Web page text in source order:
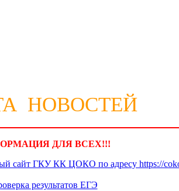
НОВОСТЕЙ
ДЛЯ ВСЕХ!!!
ГКУ КК ЦОКО по адресу https://
результатов ЕГЭ